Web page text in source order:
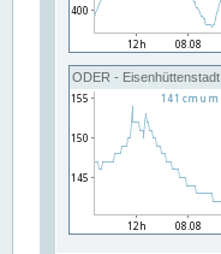
ODER - Eisenhüttenstadt